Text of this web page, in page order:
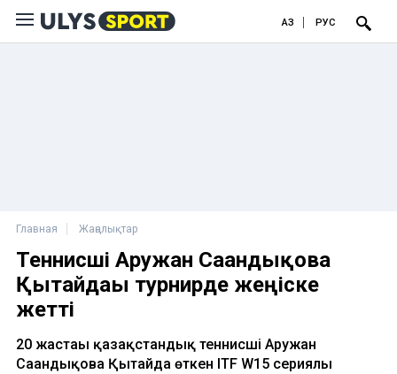
ҚАЗ РУС
Главная Жаңалықтар
Теннисші Аружан Сағандықова
Қытайдағы турнирде жеңіске
жетті
20 жастағы қазақстандық теннисші Аружан
Сағандықова Қытайда өткен ITF W15 сериялы